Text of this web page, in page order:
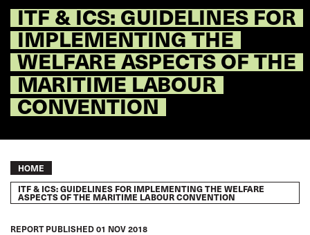
ITF & ICS: GUIDELINES FOR
IMPLEMENTING THE
WELFARE ASPECTS OF THE
MARITIME LABOUR
CONVENTION
Breadcrumb
HOME
ITF & ICS: GUIDELINES FOR IMPLEMENTING THE WELFARE
ASPECTS OF THE MARITIME LABOUR CONVENTION
REPORT PUBLISHED01 NOV 2018